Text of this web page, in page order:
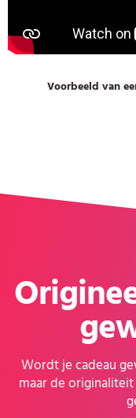
Voorbeeld van
Wordt je cadeau
maar de